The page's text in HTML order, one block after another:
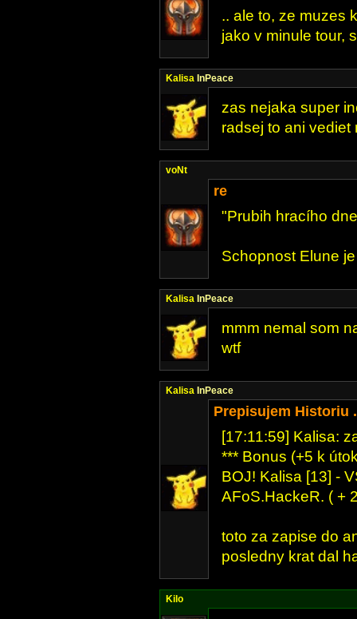
.. ale to, ze muzes
jako v minule tour,
Kalisa InPeace
zas nejaka super
radsej to ani vediet
voNt
re
"Prubih hracího
Schopnost Elune
Kalisa InPeace
mmm nemal som
wtf
Kalisa InPeace
Prepisujem Historiu
[17:11:59] Kalisa:
*** Bonus (+5 k
BOJ! Kalisa [13] -
AFoS.HackeR. ( +
toto za zapise do
posledny krat dal
Kilo